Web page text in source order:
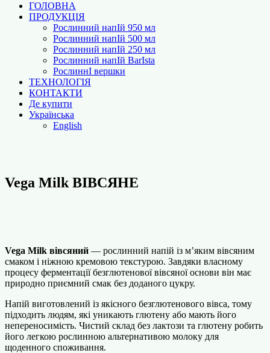
ГОЛОВНА
ПРОДУКЦІЯ
Рослинний напІй 950 мл
Рослинний напІй 500 мл
Рослинний напІй 250 мл
Рослинний напІй BarІsta
РослиннІ вершки
ТЕХНОЛОГІЯ
КОНТАКТИ
Де купити
Українська
English
Vega Milk ВІВСЯНЕ
Vega Milk вівсяний — рослинний напій із м’яким вівсяним
смаком і ніжною кремовою текстурою. Завдяки власному
процесу ферментації безглютенової вівсяної основи він має
природно приємний смак без доданого цукру.
Напій виготовлений із якісного безглютенового вівса, тому
підходить людям, які уникають глютену або мають його
непереносимість. Чистий склад без лактози та глютену робить
його легкою рослинною альтернативою молоку для
щоденного споживання.